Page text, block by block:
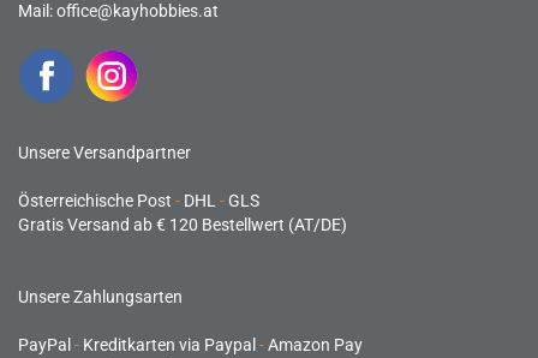
Mail:office@kayhobbies.at
Unsere Versandpartner
Österreichische Post - DHL -GLS
Gratis Versand ab € 120 Bestellwert (AT/DE)
Unsere Zahlungsarten
PayPal - Kreditkarten via Paypal -Amazon Pay